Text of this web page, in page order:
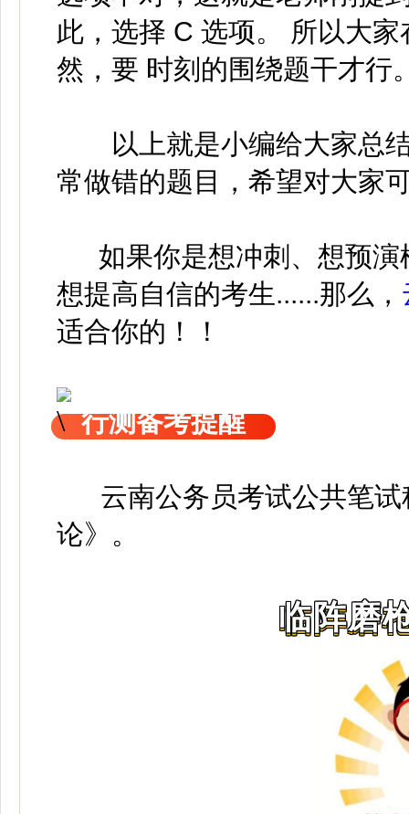
此，选择 C 选项。 所以大
然，要 时刻的围绕题干才行
以上就是小编给大家总结
常做错的题目，希望对大家
如果你是想冲刺、想预演
想提高自信的考生......那么，
适合你的！！
行测备考提醒
云南公务员考试公共笔试
论》 。
临阵磨